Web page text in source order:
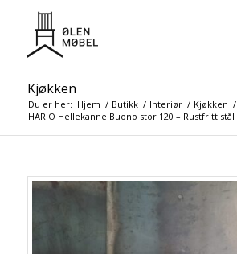
Kjøkken
Du er her: Hjem / Butikk / Interiør / Kjøkken /
HARIO Hellekanne Buono stor 120 – Rustfritt stål